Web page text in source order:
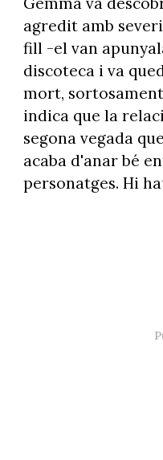
agredit amb
fill -el van
discoteca i va
mort,
indica que la
segona vegada
acaba d'anar bé
personatges. Hi